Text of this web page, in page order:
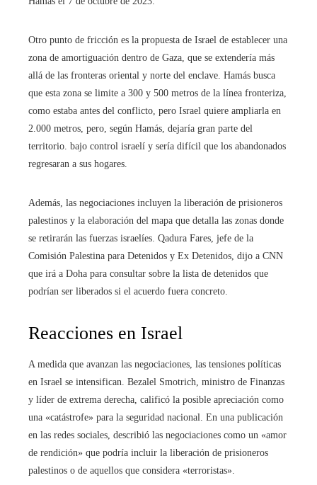
Otro punto de fricción es la propuesta de Israel de establecer una
zona de amortiguación dentro de Gaza, que se extendería más
allá de las fronteras oriental y norte del enclave. Hamás busca
que esta zona se limite a 300 y 500 metros de la línea fronteriza,
como estaba antes del conflicto, pero Israel quiere ampliarla en
2.000 metros, pero, según Hamás, dejaría gran parte del
territorio. bajo control israelí y sería difícil que los abandonados
regresaran a sus hogares.
Además, las negociaciones incluyen la liberación de prisioneros
palestinos y la elaboración del mapa que detalla las zonas donde
se retirarán las fuerzas israelíes. Qadura Fares, jefe de la
Comisión Palestina para Detenidos y Ex Detenidos, dijo a CNN
que irá a Doha para consultar sobre la lista de detenidos que
podrían ser liberados si el acuerdo fuera concreto.
Reacciones en Israel
A medida que avanzan las negociaciones, las tensiones políticas
en Israel se intensifican. Bezalel Smotrich, ministro de Finanzas
y líder de extrema derecha, calificó la posible apreciación como
una «catástrofe» para la seguridad nacional. En una publicación
en las redes sociales, describió las negociaciones como un «amor
de rendición» que podría incluir la liberación de prisioneros
palestinos o de aquellos que considera «terroristas».